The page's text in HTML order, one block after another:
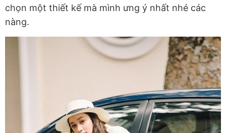
chọn một thiết kế mà mình ưng ý nhất nhé các
nàng.